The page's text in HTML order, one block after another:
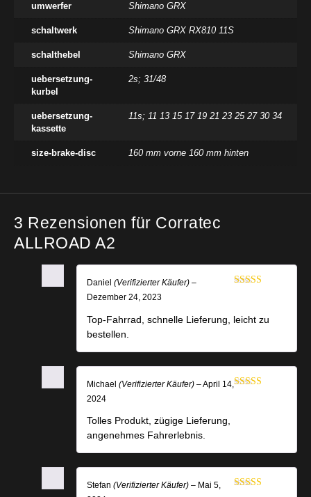
umwerfer Shimano GRX
schaltwerk Shimano GRX RX810 11S
schalthebel Shimano GRX
uebersetzung-
kurbel
2s; 31/48
uebersetzung-
kassette
11s; 11 13 15 17 19 21 23 25 27 30 34
size-brake-disc 160 mm vorne 160 mm hinten
3 Rezensionen für Corratec
ALLROAD A2
Daniel (Verifizierter Käufer) –
Dezember 24, 2023
Top-Fahrrad, schnelle Lieferung, leicht zu
bestellen.
Michael (Verifizierter Käufer) –April 14,
2024
Tolles Produkt, zügige Lieferung,
angenehmes Fahrerlebnis.
Stefan (Verifizierter Käufer) – Mai 5,